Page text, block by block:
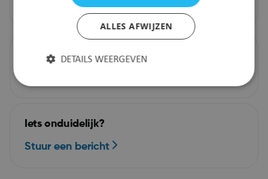
03 203 27 00
Mail ons
Iets onduidelijk?
Stuur een bericht
ALLES AFWIJZEN
DETAILS WEERGEVEN
Strikt noodzakelijke cookies maken de